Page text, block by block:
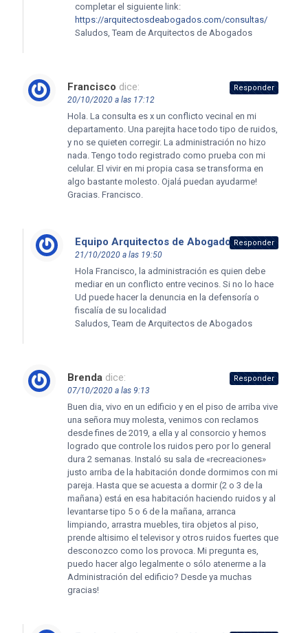
completar el siguiente link:
https://arquitectosdeabogados.com/consultas/
Saludos, Team de Arquitectos de Abogados
Francisco dice:
20/10/2020 a las 17:12
Hola. La consulta es x un conflicto vecinal en mi
departamento. Una parejita hace todo tipo de ruidos,
y no se quieten corregir. La administración no hizo
nada. Tengo todo registrado como prueba con mi
celular. El vivir en mi propia casa se transforma en
algo bastante molesto. Ojalá puedan ayudarme!
Gracias. Francisco.
Responder
Equipo Arquitectos de Abogados dice:
21/10/2020 a las 19:50
Hola Francisco, la administración es quien debe
mediar en un conflicto entre vecinos. Si no lo hace
Ud puede hacer la denuncia en la defensoría o
fiscalía de su localidad
Saludos, Team de Arquitectos de Abogados
Responder
Brenda dice:
07/10/2020 a las 9:13
Buen dia, vivo en un edificio y en el piso de arriba vive
una señora muy molesta, venimos con reclamos
desde fines de 2019, a ella y al consorcio y hemos
logrado que controle los ruidos pero por lo general
dura 2 semanas. Instaló su sala de «recreaciones»
justo arriba de la habitación donde dormimos con mi
pareja. Hasta que se acuesta a dormir (2 o 3 de la
mañana) está en esa habitación haciendo ruidos y al
levantarse tipo 5 o 6 de la mañana, arranca
limpiando, arrastra muebles, tira objetos al piso,
prende altisimo el televisor y otros ruidos fuertes que
desconozco como los provoca. Mi pregunta es,
puedo hacer algo legalmente o sólo atenerme a la
Administración del edificio? Desde ya muchas
gracias!
Responder